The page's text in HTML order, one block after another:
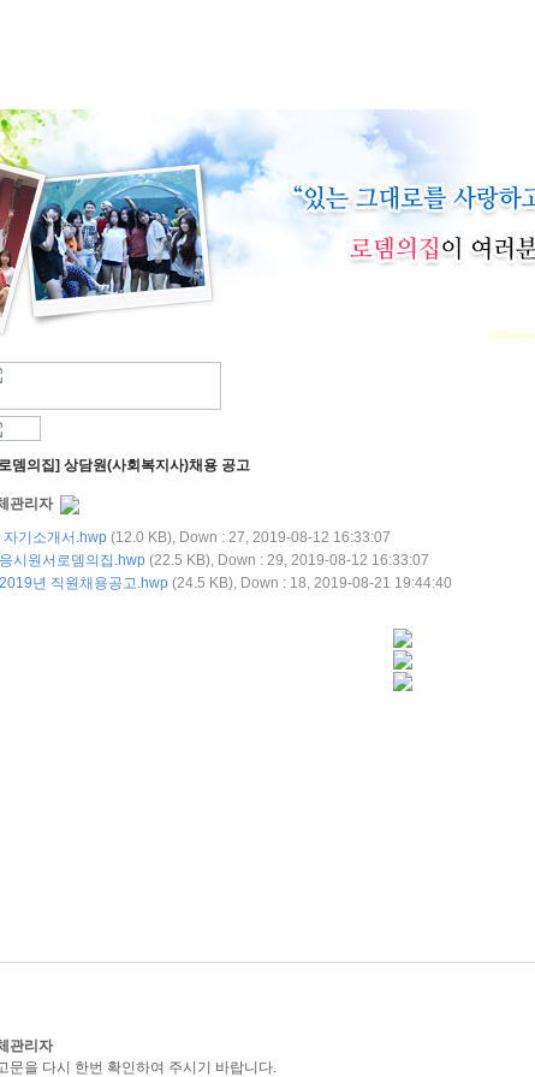
뎀의집] 상담원(사회복지사)채용 공고
관리자
자기소개서.hwp (12.0 KB), Down : 27, 2019-08-12 16:33:07
응시원서로뎀의집.hwp (22.5 KB), Down : 29, 2019-08-12 16:33:07
2019년 직원채용공고.hwp (24.5 KB), Down : 18, 2019-08-21 19:44:40
관리자
문을 다시 한번 확인하여 주시기 바랍니다.